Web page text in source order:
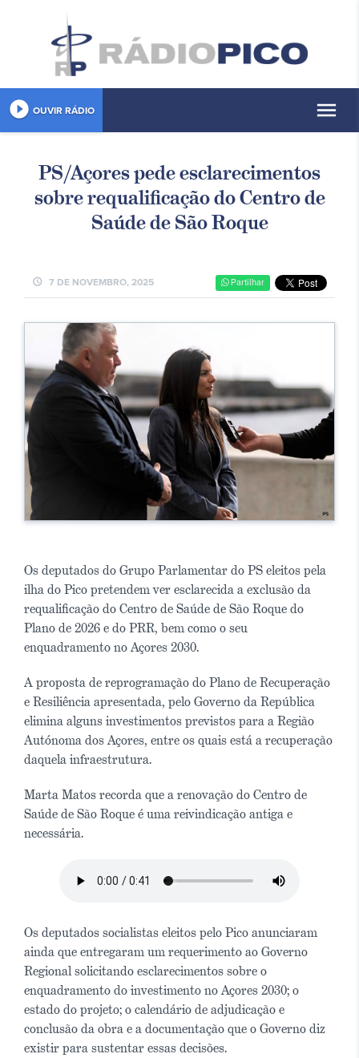
play_circle_filled OUVIR RÁDIO menu
PS/Açores pede esclarecimentos
sobre requalificação do Centro de
Saúde de São Roque
schedule 7 DE NOVEMBRO, 2025 Partilhar
Os deputados do Grupo Parlamentar do PS eleitos pela
ilha do Pico pretendem ver esclarecida a exclusão da
requalificação do Centro de Saúde de São Roque do
Plano de 2026 e do PRR, bem como o seu
enquadramento no Açores 2030.
A proposta de reprogramação do Plano de Recuperação
e Resiliência apresentada, pelo Governo da República
elimina alguns investimentos previstos para a Região
Autónoma dos Açores, entre os quais está a recuperação
daquela infraestrutura.
Marta Matos recorda que a renovação do Centro de
Saúde de São Roque é uma reivindicação antiga e
necessária.
Os deputados socialistas eleitos pelo Pico anunciaram
ainda que entregaram um requerimento ao Governo
Regional solicitando esclarecimentos sobre o
enquadramento do investimento no Açores 2030; o
estado do projeto; o calendário de adjudicação e
conclusão da obra e a documentação que o Governo diz
existir para sustentar essas decisões.